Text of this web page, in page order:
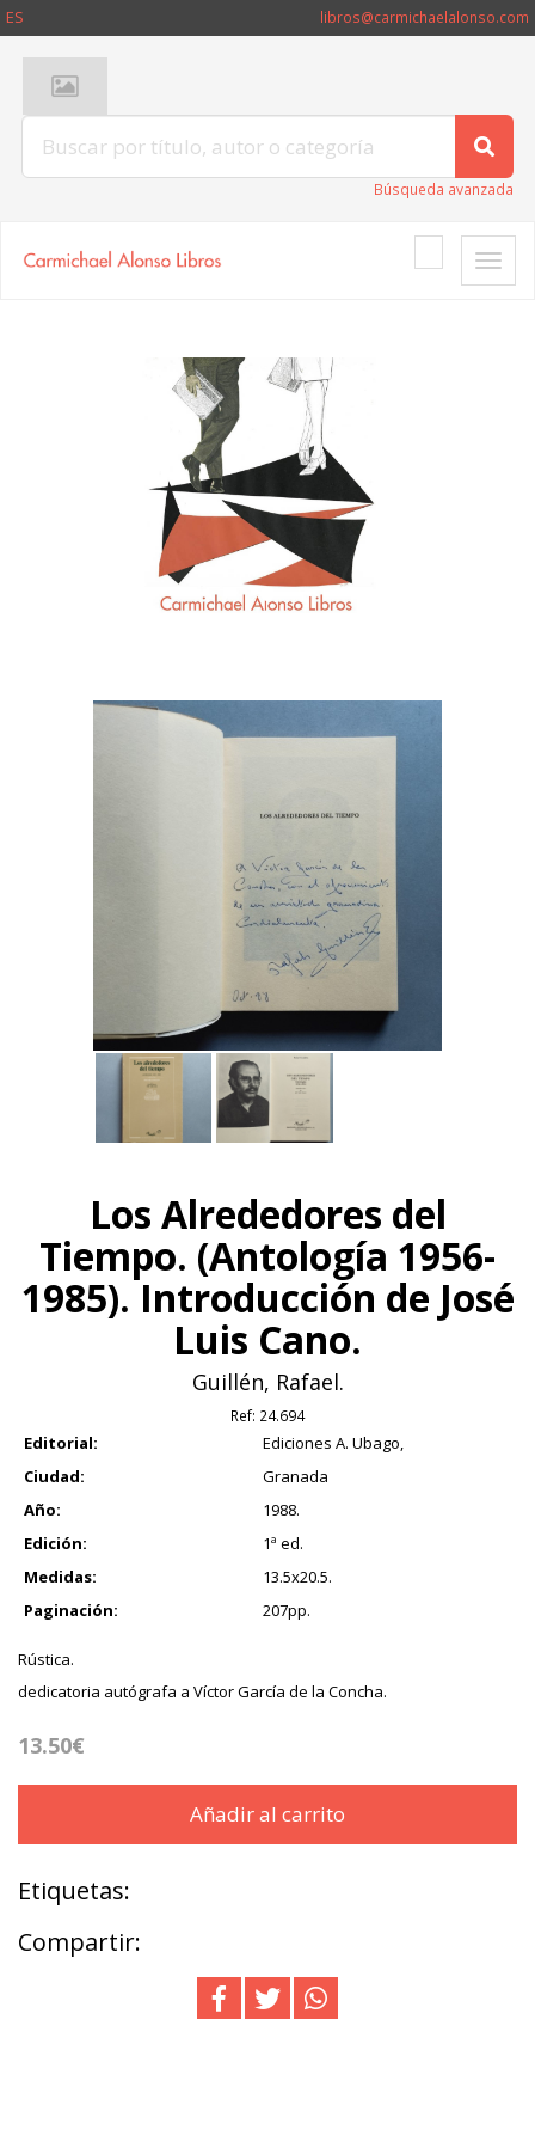
ES libros@carmichaelalonso.com
Búsqueda avanzada
Toggle
Los Alrededores del
Tiempo. (Antología 1956-
1985). Introducción de José
Luis Cano.
Guillén, Rafael.
Ref: 24.694
Editorial:
Ediciones A. Ubago,
Ciudad:
Granada
Año:
1988.
Edición:
1ª ed.
Medidas:
13.5x20.5.
Paginación:
207pp.
Rústica.
dedicatoria autógrafa a Víctor García de la Concha.
13.50€
Añadir al carrito
Etiquetas:
Compartir: